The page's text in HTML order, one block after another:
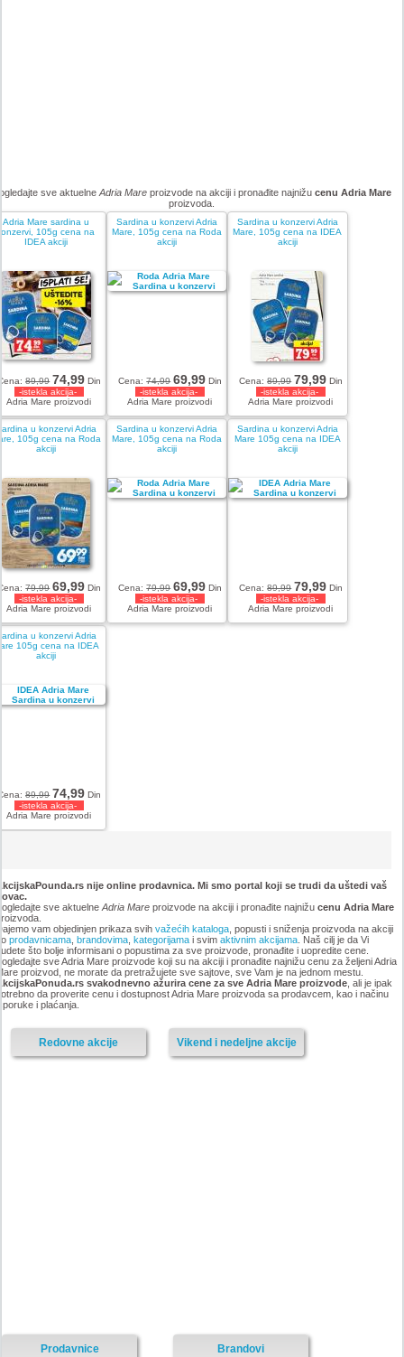
sve aktuelne Adria Mareproizvode na akciji i pronađite najnižu cenu Adria Mare
proizvoda.
Adria Mare sardina u
105g cena na
IDEA akciji
89,99 74,99 Din
-istekla akcija-
Adria Mare proizvodi
Sardina u konzervi Adria
Mare, 105g cena na Roda
akciji
Cena:74,99 69,99 Din
-istekla akcija-
Adria Mare proizvodi
Sardina u konzervi Adria
Mare, 105g cena na IDEA
akciji
Cena:89,99 79,99 Din
-istekla akcija-
Adria Mare proizvodi
u konzervi Adria
105g cena na Roda
akciji
79,99 69,99 Din
-istekla akcija-
Adria Mare proizvodi
Sardina u konzervi Adria
Mare, 105g cena na Roda
akciji
Cena:79,99 69,99 Din
-istekla akcija-
Adria Mare proizvodi
Sardina u konzervi Adria
Mare 105g cena na IDEA
akciji
Cena:89,99 79,99 Din
-istekla akcija-
Adria Mare proizvodi
u konzervi Adria
105g cena na IDEA
akciji
89,99 74,99 Din
-istekla akcija-
Adria Mare proizvodi
nije online prodavnica. Mi smo portal koji se trudi da uštedi vaš
sve aktuelne Adria Mareproizvode na akciji i pronađite najnižu cenu Adria Mare
vam objedinjen prikaza svih važećih kataloga, popusti i sniženja proizvoda na akciji
prodavnicama, brandovima, kategorijamai svim aktivnim akcijama. Naš cilj je da Vi
što bolje informisani o popustima za sve proizvode, pronađite i uopredite cene.
sve Adria Mare proizvode koji su na akciji i pronađite najnižu cenu za željeni Adria
proizvod, ne morate da pretražujete sve sajtove, sve Vam je na jednom mestu.
svakodnevno ažurira cene za sve Adria Mare proizvode, ali je ipak
da proverite cenu i dostupnost Adria Mare proizvoda sa prodavcem, kao i načinu
i plaćanja.
Vikend i nedeljne akcije
Redovne akcije
Prodavnice Brandovi